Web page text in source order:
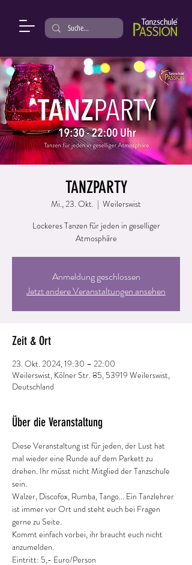
TANZPARTY
Mi., 23. Okt.
  |
Weilerswist
Lockeres Tanzen für jeden in geselliger
Atmosphäre
Anmeldung geschlossen
Jetzt andere Veranstaltungen ansehen
Zeit & Ort
23. Okt. 2024, 19:30 – 22:00
Weilerswist, Kölner Str. 85, 53919 Weilerswist,
Deutschland
Über die Veranstaltung
Diese Veranstaltung ist für jeden, der Lust hat
mal wieder eine Runde auf dem Parkett zu
drehen. Ihr müsst nicht Mitglied der Tanzschule
sein.
Walzer, Discofox, Rumba, Tango... Ein Tanzlehrer
ist immer vor Ort und steht euch bei Fragen
gerne zu Seite.
Kommt einfach vorbei, ihr braucht euch nicht
anzumelden.
Eintritt: 5,- Euro/Person